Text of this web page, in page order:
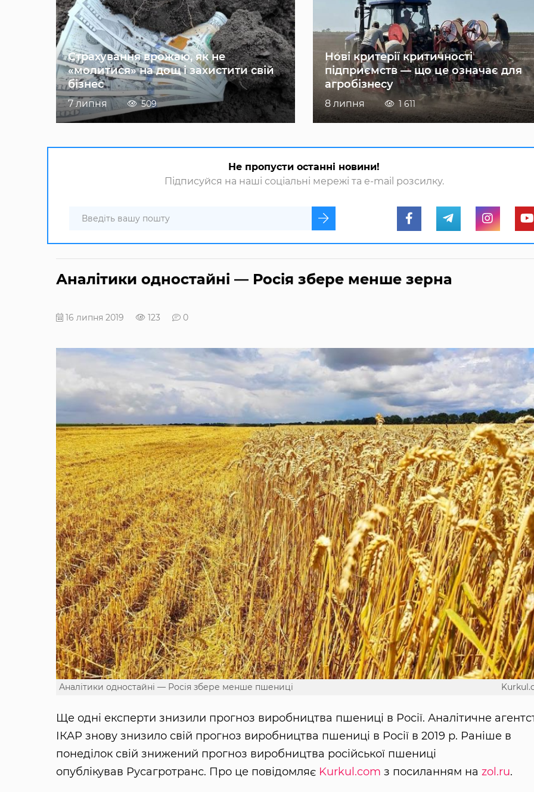
Страхування врожаю, як не
«молитися» на дощ і захистити свій
бізнес
7 липня 509
Нові критерії критичності
підприємств — що це означає для
агробізнесу
8 липня 1 611
Не пропусти останні новини!
Підписуйся на наші соціальні мережі та e-mail розсилку.
Аналітики одностайні — Росія збере менше зерна
16 липня 2019 123 0
Аналітики одностайні — Росія збере менше пшениці
Ще одні експерти знизили прогноз виробництва пшениці в Росії. Аналітичне
ІКАР знову знизило свій прогноз виробництва пшениці в Росії в 2019 р. Раніше в
понеділок свій знижений прогноз виробництва російської пшениці
опублікував Русагротранс. Про це повідомляє Kurkul.com з посиланням на zol.ru.